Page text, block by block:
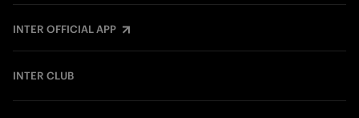
INTER OFFICIAL APP
INTER CLUB